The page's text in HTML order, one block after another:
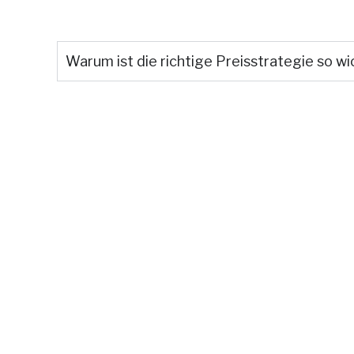
Warum ist die richtige Preisstrategie so